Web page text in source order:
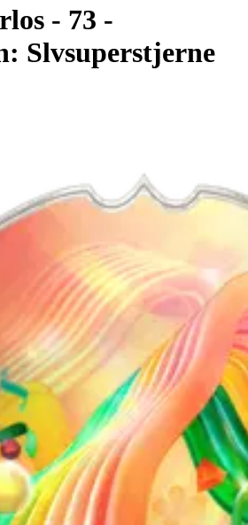
- 73 -
Slvsuperstjerne